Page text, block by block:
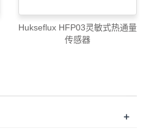
Hukseflux HFP03灵敏式热通量
传感器
+